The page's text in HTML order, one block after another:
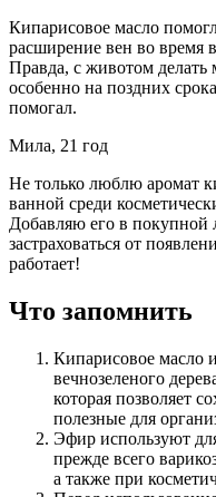
Кипарисовое масло
расширение вен во время
Правда, с животом делать
особенно на поздних
помогал.
Мила, 21 год
Не только люблю аромат
ванной среди
Добавляю его в покупной
застраховаться от
работает!
Что запомнить
Кипарисовое масло
вечнозеленого
которая позволяет
полезные для
Эфир используют
прежде всего
а также при